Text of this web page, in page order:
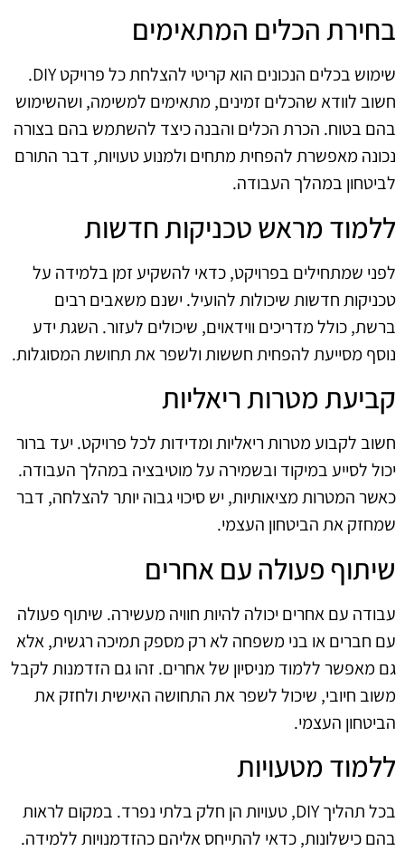
בחירת הכלים המתאימים
שימוש בכלים הנכונים הוא קריטי להצלחת כל פרויקט DIY.
חשוב לוודא שהכלים זמינים, מתאימים למשימה, ושהשימוש
בהם בטוח. הכרת הכלים והבנה כיצד להשתמש בהם בצורה
נכונה מאפשרת להפחית מתחים ולמנוע טעויות, דבר התורם
לביטחון במהלך העבודה.
ללמוד מראש טכניקות חדשות
לפני שמתחילים בפרויקט, כדאי להשקיע זמן בלמידה על
טכניקות חדשות שיכולות להועיל. ישנם משאבים רבים
ברשת, כולל מדריכים ווידאוים, שיכולים לעזור. השגת ידע
נוסף מסייעת להפחית חששות ולשפר את תחושת המסוגלות.
קביעת מטרות ריאליות
חשוב לקבוע מטרות ריאליות ומדידות לכל פרויקט. יעד ברור
יכול לסייע במיקוד ובשמירה על מוטיבציה במהלך העבודה.
כאשר המטרות מציאותיות, יש סיכוי גבוה יותר להצלחה, דבר
שמחזק את הביטחון העצמי.
שיתוף פעולה עם אחרים
עבודה עם אחרים יכולה להיות חוויה מעשירה. שיתוף פעולה
עם חברים או בני משפחה לא רק מספק תמיכה רגשית, אלא
גם מאפשר ללמוד מניסיון של אחרים. זהו גם הזדמנות לקבל
משוב חיובי, שיכול לשפר את התחושה האישית ולחזק את
הביטחון העצמי.
ללמוד מטעויות
בכל תהליך DIY, טעויות הן חלק בלתי נפרד. במקום לראות
בהם כישלונות, כדאי להתייחס אליהם כהזדמנויות ללמידה.